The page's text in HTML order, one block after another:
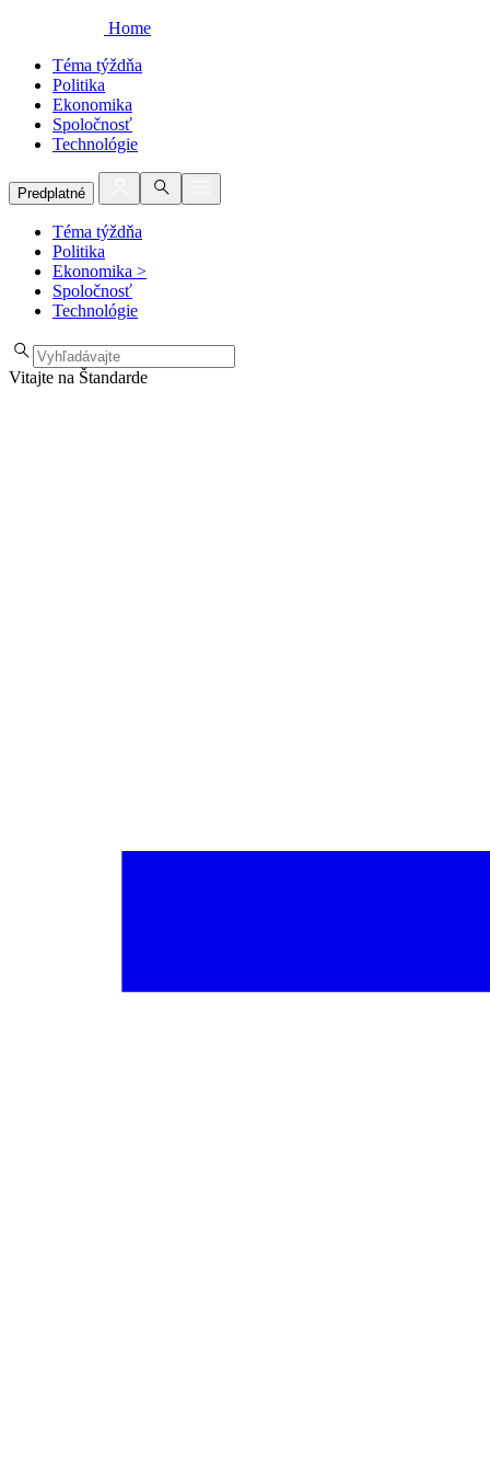
Home
Téma týždňa
Politika
Ekonomika
Spoločnosť
Technológie
Predplatné
Téma týždňa
Politika
Ekonomika >
Spoločnosť
Technológie
Vitajte na Štandarde